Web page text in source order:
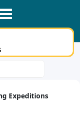
Expeditions